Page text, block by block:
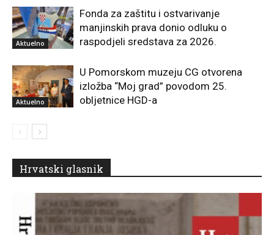
Aktuelno
Fonda za zaštitu i ostvarivanje
manjinskih prava donio odluku o
raspodjeli sredstava za 2026.
Aktuelno
U Pomorskom muzeju CG otvorena
izložba “Moj grad” povodom 25.
obljetnice HGD-a
Hrvatski glasnik